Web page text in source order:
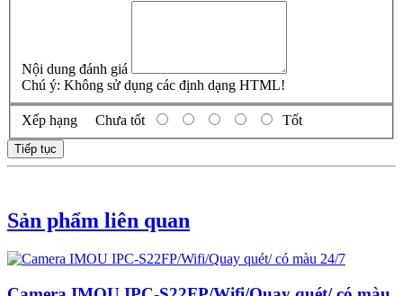
Nội dung đánh giá
Chú ý: Không sử dụng các định dạng HTML!
Xếp hạng Chưa tốt Tốt
Tiếp tục
Sản phẩm liên quan